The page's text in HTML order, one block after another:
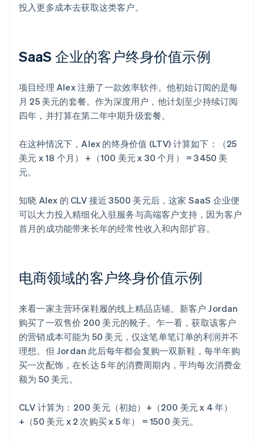
投入更多成本去获取这类客户。
SaaS 企业的客户终身价值示例
项目经理 Alex 注册了一款效率软件。他初始订阅的是每
月 25 美元的套餐。作为深度用户，他计划至少持续订阅
四年，并打算在第二年中期升级套餐。
在这种情况下，Alex 的终身价值 (LTV) 计算如下：（25
美元 x 18 个月） +（100 美元 x 30 个月） = 3450 美
元。
知晓 Alex 的 CLV 接近 3500 美元后，这家 SaaS 企业便
可以大力投入精细化入驻服务与高端客户支持，因为客户
首月的成功能带来长年的经常性收入和内部扩容。
电商领域的客户终身价值示例
来看一家主营环保鞋履的线上精品店铺。新客户 Jordan
购买了一双售价 200 美元的靴子。乍一看，获取该客户
的营销成本可能为 50 美元，仅这笔单笔订单的利润并不
理想。但 Jordan 此后每年都会复购一双新鞋，每半年购
买一次配饰，在长达 5 年的消费周期内，平均每次消费金
额为 50 美元。
CLV 计算为：200 美元（初始）+（200 美元 x 4 年）
+（50 美元 x 2 次购买 x 5 年） = 1500 美元。